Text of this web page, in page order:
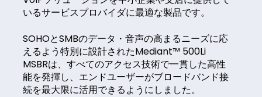
いるサービスプロバイダに最適な製品です。
SOHOとSMBのデータ・音声の高まるニーズに応
えるよう特別に設計されたMediant™ 500Li
MSBRは、すべてのアクセス技術で一貫した高性
能を発揮し、エンドユーザーがブロードバンド接
続を最大限に活用できるようにしました。